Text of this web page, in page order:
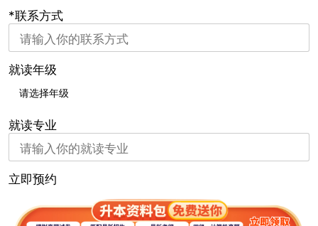
*联系方式
就读年级
就读专业
立即预约